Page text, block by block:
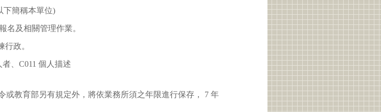
下簡稱本單位)
名及相關管理作業。
政。
、C011 個人描述
或教育部另有規定外，將依業務所須之年限進行保存， 7 年